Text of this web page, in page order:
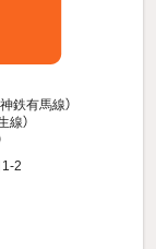
神鉄有馬線）
線）
2